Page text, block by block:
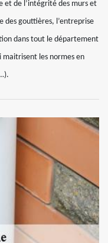
et de l’intégrité des murs et
des gouttières, l’entreprise
dans tout le département
maitrisent les normes en